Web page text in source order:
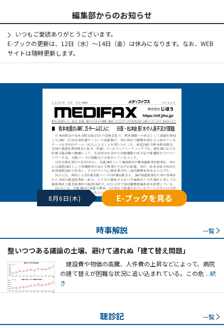
編集部からのお知らせ
いつもご愛読ありがとうございます。
E-ブックの更新は、12日（水）～14日（金）は休みになります。なお、WEB
サイトは随時更新します。
8月6日(木) E-ブックを見る
時事解説 一覧
整いつつある議論の土壌、避けて通れぬ「建て替え問題」
建設費や物価の高騰、人件費の上昇などによって、病院
の建て替えが困難な状況に追い込まれている。この危 ...続
き
聴診記 一覧